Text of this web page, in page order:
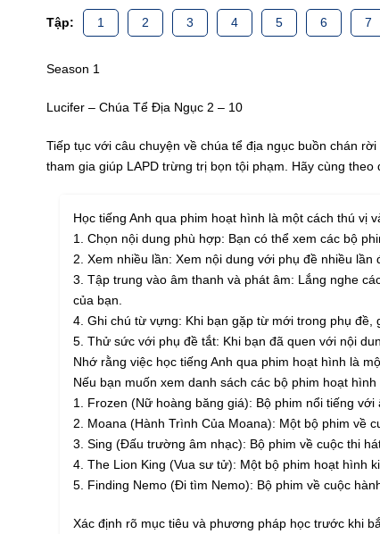
Tập: 1 2 3 4 5 6 7
Season 1
Lucifer – Chúa Tể Địa Ngục 2 – 10
Tiếp tục với câu chuyện về chúa tể địa ngục buồn chán
tham gia giúp LAPD trừng trị bọn tội phạm. Hãy cùng theo
Học tiếng Anh qua phim hoạt hình là một cách thú vị
1. Chọn nội dung phù hợp: Bạn có thể xem các bộ
2. Xem nhiều lần: Xem nội dung với phụ đề nhiều
3. Tập trung vào âm thanh và phát âm: Lắng nghe
của bạn.
4. Ghi chú từ vựng: Khi bạn gặp từ mới trong phụ đề,
5. Thử sức với phụ đề tắt: Khi bạn đã quen với nội
Nhớ rằng việc học tiếng Anh qua phim hoạt hình là
Nếu bạn muốn xem danh sách các bộ phim hoạt
1. Frozen (Nữ hoàng băng giá): Bộ phim nổi tiếng
2. Moana (Hành Trình Của Moana): Một bộ phim về
3. Sing (Đấu trường âm nhạc): Bộ phim về cuộc thi
4. The Lion King (Vua sư tử): Một bộ phim hoạt hình
5. Finding Nemo (Đi tìm Nemo): Bộ phim về cuộc
Xác định rõ mục tiêu và phương pháp học trước khi